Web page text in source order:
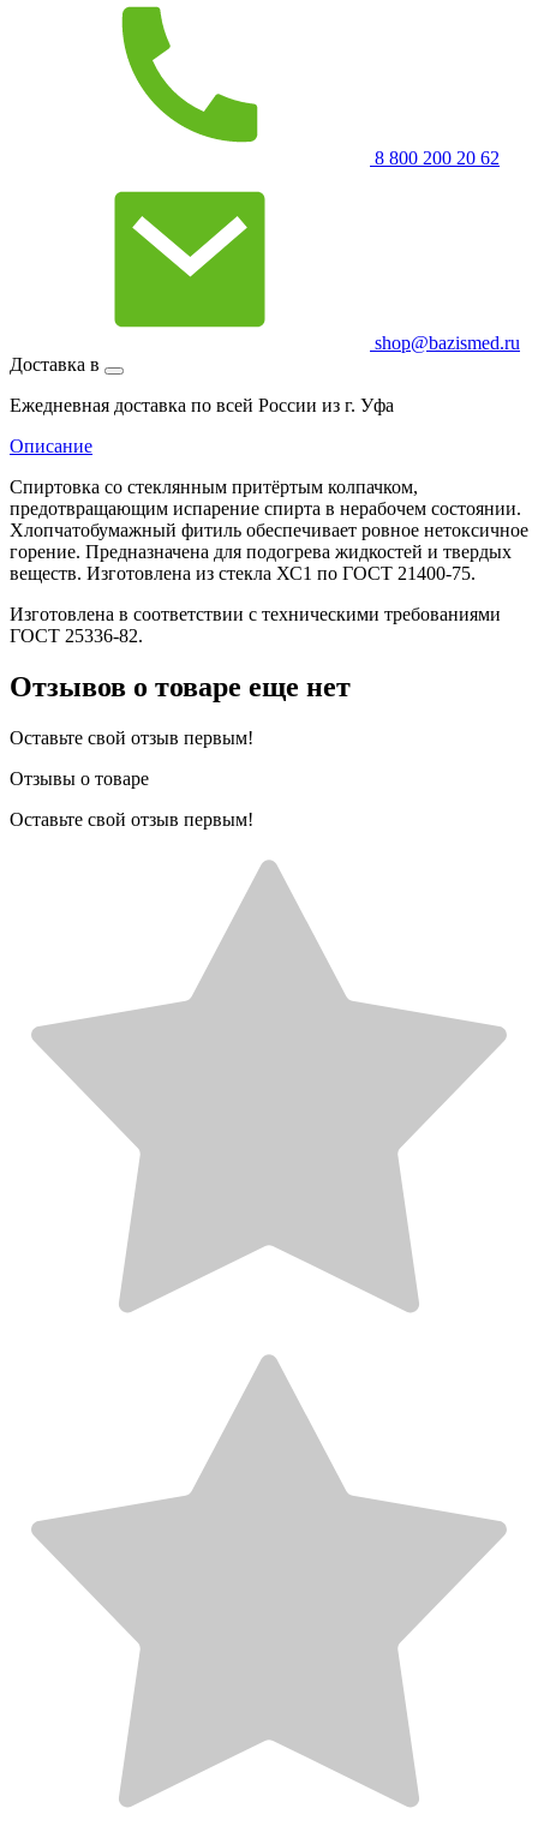
8 800 200 20 62
shop@bazismed.ru
Доставка в
Ежедневная доставка по всей России из г. Уфа
Описание
Спиртовка со стеклянным притёртым колпачком,
предотвращающим испарение спирта в нерабочем состоянии.
Хлопчатобумажный фитиль обеспечивает ровное нетоксичное
горение. Предназначена для подогрева жидкостей и твердых
веществ. Изготовлена из стекла ХС1 по ГОСТ 21400-75.
Изготовлена в соответствии с техническими требованиями
ГОСТ 25336-82.
Отзывов о товаре еще нет
Оставьте свой отзыв первым!
Отзывы о товаре
Оставьте свой отзыв первым!